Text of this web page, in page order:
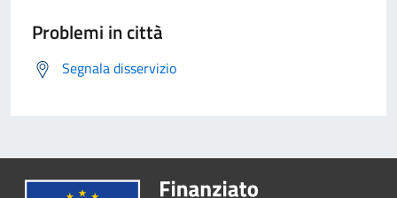
Problemi in città
Segnala disservizio